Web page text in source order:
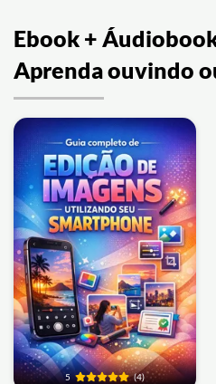
Ebook +
Aprenda ouvindo
5 (4)